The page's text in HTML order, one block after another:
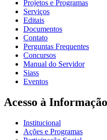
Projetos e Programas
Serviços
Editais
Documentos
Contato
Perguntas Frequentes
Concursos
Manual do Servidor
Siass
Eventos
Acesso à Informação
Institucional
Ações e Programas